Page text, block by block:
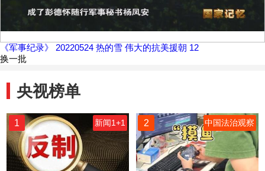
《军事纪录》 20220524 热的雪 伟大的抗美援朝 12
换一批
央视榜单
1 新闻1+1 2 中国法治观察